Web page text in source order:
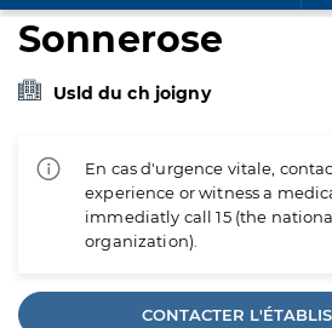
Sonnerose
Usld du ch joigny
En cas d'urgence vitale,
experience or witness a
immediatly call 15 (the
organization).
CONTACTER